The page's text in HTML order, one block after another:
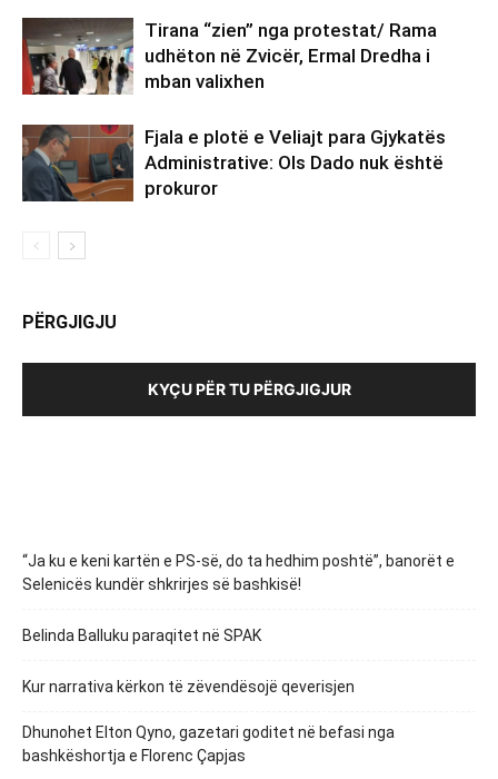
Tirana “zien” nga protestat/ Rama
udhëton në Zvicër, Ermal Dredha i
mban valixhen
Fjala e plotë e Veliajt para Gjykatës
Administrative: Ols Dado nuk është
prokuror
PËRGJIGJU
KYÇU PËR TU PËRGJIGJUR
“Ja ku e keni kartën e PS-së, do ta hedhim poshtë”, banorët e
Selenicës kundër shkrirjes së bashkisë!
Belinda Balluku paraqitet në SPAK
Kur narrativa kërkon të zëvendësojë qeverisjen
Dhunohet Elton Qyno, gazetari goditet në befasi nga
bashkëshortja e Florenc Çapjas